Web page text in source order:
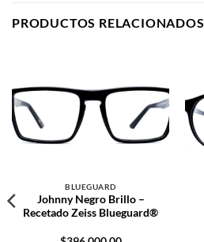
PRODUCTOS RELACIONADOS
BLUEGUARD
Johnny Negro Brillo –
Recetado Zeiss Blueguard®